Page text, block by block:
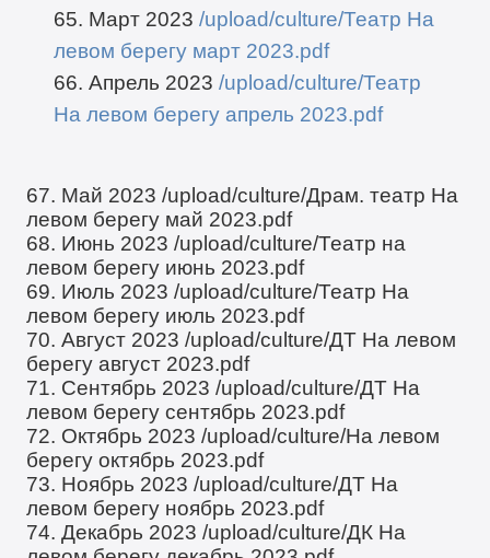
65. Март 2023 /upload/culture/Театр На
левом берегу март 2023.pdf
66. Апрель 2023 /upload/culture/Театр
На левом берегу апрель 2023.pdf
67. Май 2023/upload/culture/Драм. театр На
левом берегу май 2023.pdf
68. Июнь 2023/upload/culture/Театр на
левом берегу июнь 2023.pdf
69. Июль 2023/upload/culture/Театр На
левом берегу июль 2023.pdf
70. Август 2023/upload/culture/ДТ На левом
берегу август 2023.pdf
71. Сентябрь 2023/upload/culture/ДТ На
левом берегу сентябрь 2023.pdf
72. Октябрь 2023/upload/culture/На левом
берегу октябрь 2023.pdf
73. Ноябрь 2023/upload/culture/ДТ На
левом берегу ноябрь 2023.pdf
74. Декабрь 2023/upload/culture/ДК На